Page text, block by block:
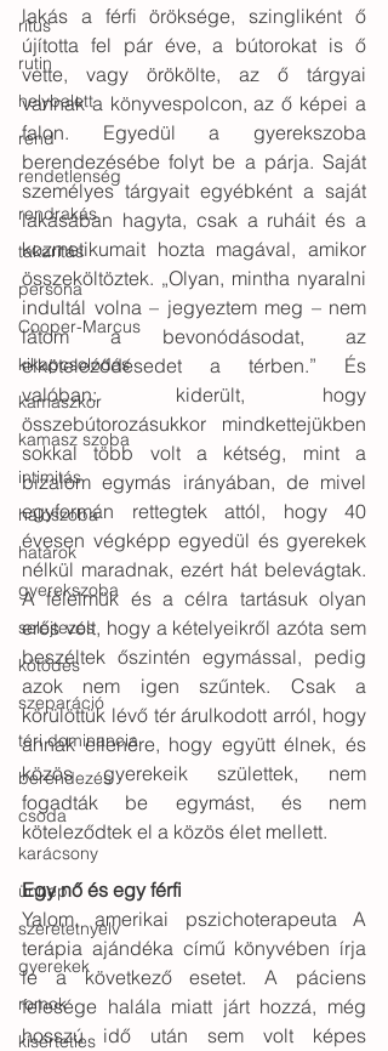
rítus
rutin
helybalett
rend
rendetlenség
rendrakás
takarítás
persona
Cooper-Marcus
kikapcsolódás
kamaszkor
kamasz szoba
intimitás
hálószoba
határok
gyerekszoba
selejtezés
kötődés
szeparáció
téri dominancia
berendezés
csoda
karácsony
ünnep
szeretetnyelv
gyerekek
romok
kísérteties
lakás a férfi öröksége, szingliként ő
újította fel pár éve, a bútorokat is ő
vette, vagy örökölte, az ő tárgyai
vannak a könyvespolcon, az ő képei a
falon. Egyedül a gyerekszoba
berendezésébe folyt be a párja. Saját
személyes tárgyait egyébként a saját
lakásában hagyta, csak a ruháit és a
kozmetikumait hozta magával, amikor
összeköltöztek. „Olyan, mintha nyaralni
indultál volna – jegyeztem meg – nem
látom a bevonódásodat, az
elköteleződésedet a térben.” És
valóban: kiderült, hogy
összebútorozásukkor mindkettejükben
sokkal több volt a kétség, mint a
bizalom egymás irányában, de mivel
egyformán rettegtek attól, hogy 40
évesen végképp egyedül és gyerekek
nélkül maradnak, ezért hát belevágtak.
A félelmük és a célra tartásuk olyan
erős volt, hogy a kételyeikről azóta sem
beszéltek őszintén egymással, pedig
azok nem igen szűntek. Csak a
körülöttük lévő tér árulkodott arról, hogy
annak ellenére, hogy együtt élnek, és
közös gyerekeik születtek, nem
fogadták be egymást, és nem
köteleződtek el a közös élet mellett.
Egy nő és egy férfi
Yalom, amerikai pszichoterapeuta A
terápia ajándéka című könyvében írja
le a következő esetet. A páciens
felesége halála miatt járt hozzá, még
hosszú idő után sem volt képes